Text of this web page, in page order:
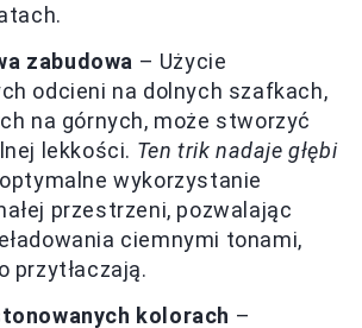
zabudowa – Użycie
odcieni na dolnych szafkach,
na górnych, może stworzyć
lekkości. Ten trik nadaje głębi
wykorzystanie
przestrzeni, pozwalając
ciemnymi tonami,
przytłaczają.
kolorach –